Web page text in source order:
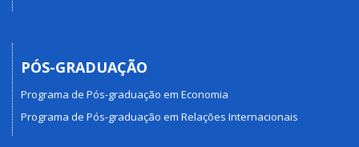
PÓS-GRADUAÇÃO
Programa de Pós-graduação em Economia
Programa de Pós-graduação em Relações Internacionais